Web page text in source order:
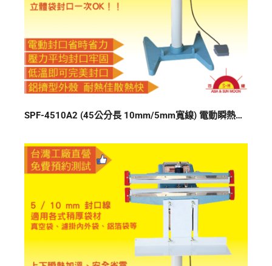
SPF-4510A2 (45公分長 10mm/5mm寬線) 電動瞬熱式上下加熱封口機